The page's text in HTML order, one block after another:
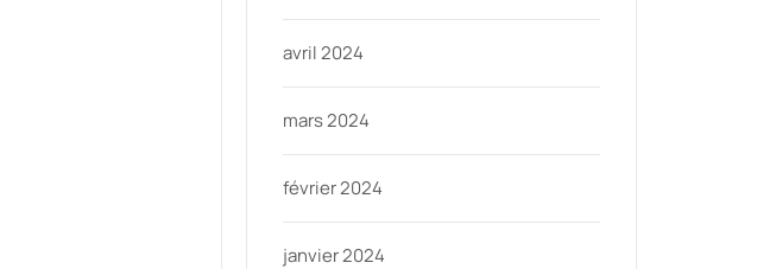
avril 2024
mars 2024
février 2024
janvier 2024